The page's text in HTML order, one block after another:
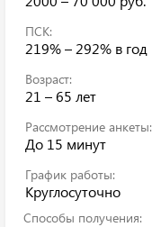
ПСК:
219% – 292% в год
Возраст:
21 – 65 лет
Рассмотрение анкеты:
До 15 минут
График работы:
Круглосуточно
Способы получения: